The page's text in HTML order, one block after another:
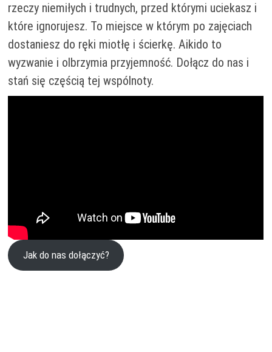
rzeczy niemiłych i trudnych, przed którymi uciekasz i
które ignorujesz. To miejsce w którym po zajęciach
dostaniesz do ręki miotłę i ścierkę. Aikido to
wyzwanie i olbrzymia przyjemność. Dołącz do nas i
stań się częścią tej wspólnoty.
Jak do nas dołączyć?